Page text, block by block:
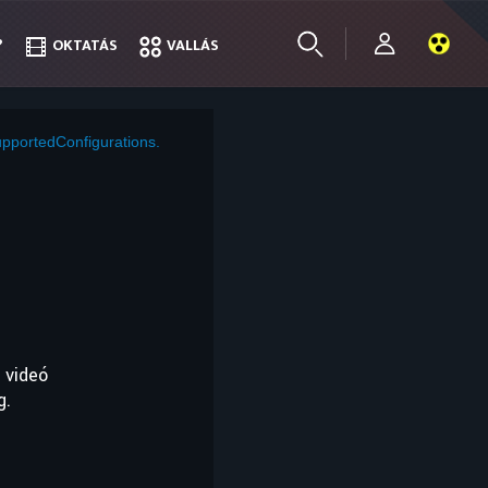
OKTATÁS VALLÁS
OKTATÁS VALLÁS